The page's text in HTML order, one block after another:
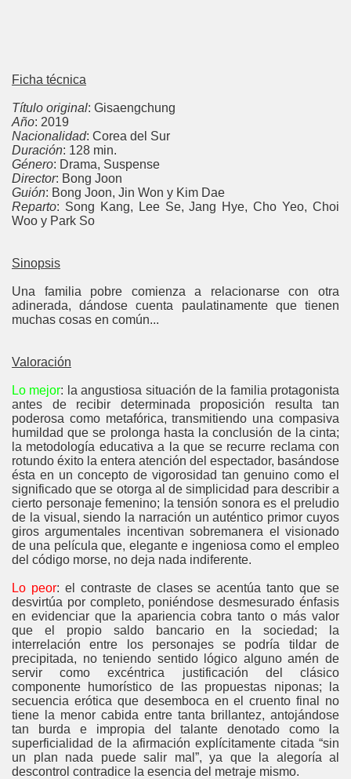
Ficha técnica
Título original: Gisaengchung
Año: 2019
Nacionalidad: Corea del Sur
Duración: 128 min.
Género: Drama, Suspense
Director: Bong Joon
Guión: Bong Joon, Jin Won y Kim Dae
Reparto: Song Kang, Lee Se, Jang Hye, Cho Yeo, Choi
Woo y Park So
Sinopsis
Una familia pobre comienza a relacionarse con otra
adinerada, dándose cuenta paulatinamente que tienen
muchas cosas en común...
Valoración
Lo mejor: la angustiosa situación de la familia protagonista
antes de recibir determinada proposición resulta tan
poderosa como metafórica, transmitiendo una compasiva
humildad que se prolonga hasta la conclusión de la cinta;
la metodología educativa a la que se recurre reclama con
rotundo éxito la entera atención del espectador, basándose
ésta en un concepto de vigorosidad tan genuino como el
significado que se otorga al de simplicidad para describir a
cierto personaje femenino; la tensión sonora es el preludio
de la visual, siendo la narración un auténtico primor cuyos
giros argumentales incentivan sobremanera el visionado
de una película que, elegante e ingeniosa como el empleo
del código morse, no deja nada indiferente.
Lo peor: el contraste de clases se acentúa tanto que se
desvirtúa por completo, poniéndose desmesurado énfasis
en evidenciar que la apariencia cobra tanto o más valor
que el propio saldo bancario en la sociedad; la
interrelación entre los personajes se podría tildar de
precipitada, no teniendo sentido lógico alguno amén de
servir como excéntrica justificación del clásico
componente humorístico de las propuestas niponas; la
secuencia erótica que desemboca en el cruento final no
tiene la menor cabida entre tanta brillantez, antojándose
tan burda e impropia del talante denotado como la
superficialidad de la afirmación explícitamente citada “sin
un plan nada puede salir mal”, ya que la alegoría al
descontrol contradice la esencia del metraje mismo.